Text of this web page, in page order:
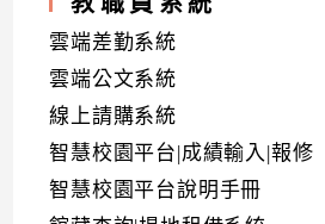
雲端差勤系統
雲端公文系統
線上請購系統
智慧校園平台|成績輸入|報修
智慧校園平台說明手冊